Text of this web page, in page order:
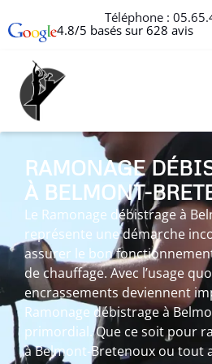
Téléphone :
4.8/5 basés sur 628 avis
RAMONAGE
À BELMONT-
Le Ramonage débistrage à
représente une démarche
assurer le bon
de chauffage. Avec l’usage
encrassements deviennent
Ramonage débistrage à
primordial. Que ce soit pour
à Belmont-Bretenoux ou tout